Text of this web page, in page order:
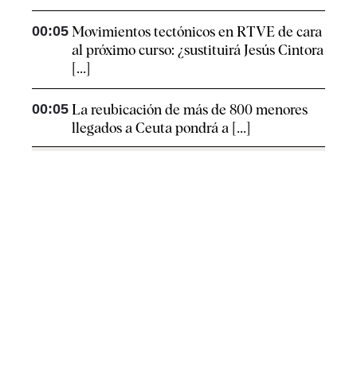
00:05 Movimientos tectónicos en RTVE de cara
al próximo curso: ¿sustituirá Jesús Cintora
[...]
00:05 La reubicación de más de 800 menores
llegados a Ceuta pondrá a [...]